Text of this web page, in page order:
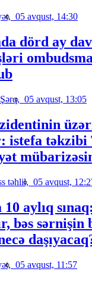
05 avqust, 14:30
dörd ay
05 avqust, 13:05
istefa təkzibi
təhlil, 05 avqust,
aylıq
bəs sərnişin
05 avqust, 11:57